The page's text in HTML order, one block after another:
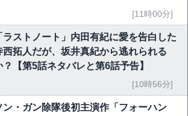
[11時00分]
ラストノート」内田有紀に愛を告白した
西拓人だが、坂井真紀から逃れられる
？【第5話ネタバレと第6話予告】
[10時56分]
ン・ガン除隊後初主演作「フォーハン